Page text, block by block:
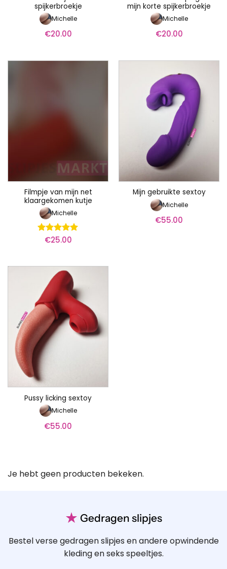
spijkerbroekje
Michelle
€20.00
mijn korte spijkerbroekje
Michelle
€20.00
Filmpje van mijn net
klaargekomen kutje
Michelle
Waardering
€25.00
Mijn gebruikte sextoy
Michelle
€55.00
Pussy licking sextoy
Michelle
€55.00
Je hebt geen producten bekeken.
★ Gedragen slipjes
Bestel verse gedragen slipjes en andere opwindende
kleding en seks speeltjes.